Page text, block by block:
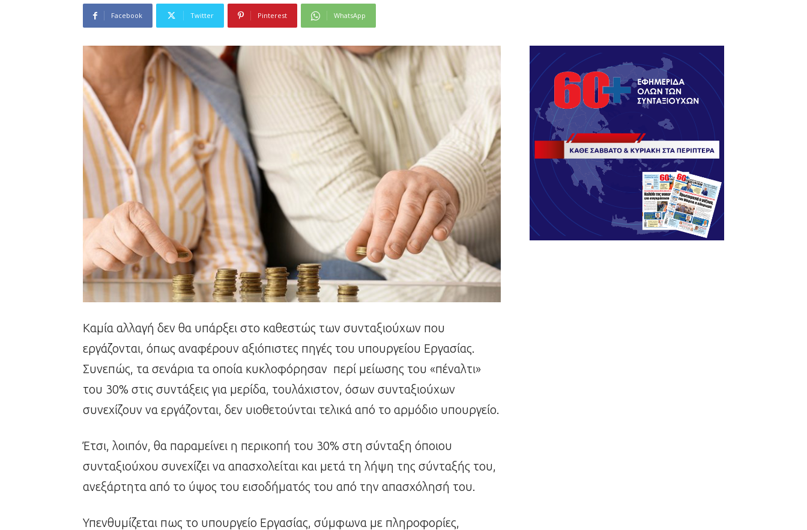
Facebook Twitter Pinterest WhatsApp
Καμία αλλαγή δεν θα υπάρξει στο καθεστώς των συνταξιούχων που
εργάζονται, όπως αναφέρουν αξιόπιστες πηγές του υπουργείου Εργασίας.
Συνεπώς, τα σενάρια τα οποία κυκλοφόρησαν περί μείωσης του «πέναλτι»
του 30% στις συντάξεις για μερίδα, τουλάχιστον, όσων συνταξιούχων
συνεχίζουν να εργάζονται, δεν υιοθετούνται τελικά από το αρμόδιο υπουργείο.
Έτσι, λοιπόν, θα παραμείνει η περικοπή του 30% στη σύνταξη όποιου
συνταξιούχου συνεχίζει να απασχολείται και μετά τη λήψη της σύνταξής του,
ανεξάρτητα από το ύψος του εισοδήματός του από την απασχόλησή του.
Υπενθυμίζεται πως το υπουργείο Εργασίας, σύμφωνα με πληροφορίες,